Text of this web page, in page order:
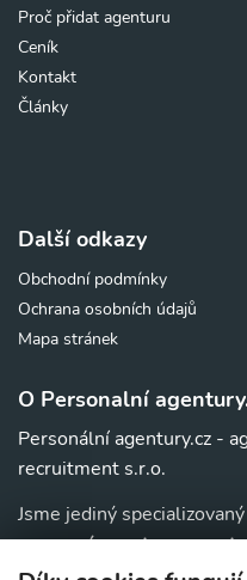
Proč přidat agenturu
Ceník
Kontakt
Články
Další odkazy
Obchodní podmínky
Ochrana osobních údajů
Mapa stránek
O Personalní
Personální agentury.cz -
recruitment s.r.o.
Jsme jediný
pracovní agentury,
ČR. Navíc u nás najdete